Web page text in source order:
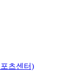
츠센터)